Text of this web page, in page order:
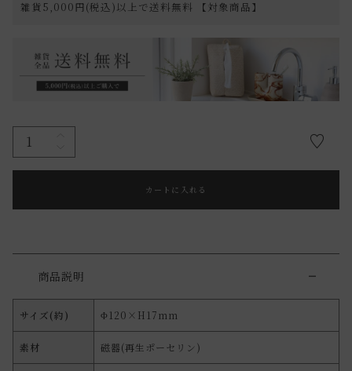
雑貨5,000円(税込)以上で送料無料 【対象商品】
カートに入れる
商品説明
サイズ(約) Φ120×H17mm
素材 磁器(再生ポーセリン)